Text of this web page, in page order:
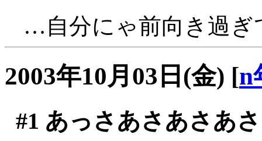
…自分にゃ前向き過ぎ
2003年10月03日(金) [n
#1 あっさあさあさあ